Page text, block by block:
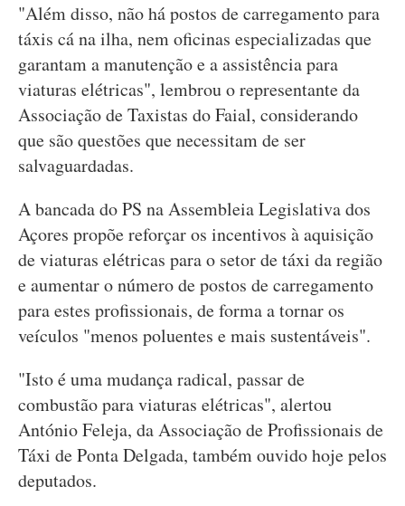
"Além disso, não há postos de carregamento para
táxis cá na ilha, nem oficinas especializadas que
garantam a manutenção e a assistência para
viaturas elétricas", lembrou o representante da
Associação de Taxistas do Faial, considerando
que são questões que necessitam de ser
salvaguardadas.
A bancada do PS na Assembleia Legislativa dos
Açores propõe reforçar os incentivos à aquisição
de viaturas elétricas para o setor de táxi da região
e aumentar o número de postos de carregamento
para estes profissionais, de forma a tornar os
veículos "menos poluentes e mais sustentáveis".
"Isto é uma mudança radical, passar de
combustão para viaturas elétricas", alertou
António Feleja, da Associação de Profissionais de
Táxi de Ponta Delgada, também ouvido hoje pelos
deputados.